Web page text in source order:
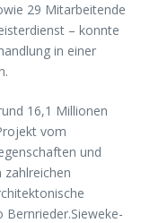
29 Mitarbeitende
– konnte
in einer
16,1 Millionen
vom
und